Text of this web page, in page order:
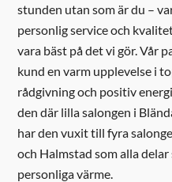
stunden utan som är du –
personlig service och
vara bäst på det vi gör. Vår
kund en varm upplevelse i
rådgivning och positiv
den där lilla salongen i
har den vuxit till fyra
och Halmstad som alla
personliga värme.